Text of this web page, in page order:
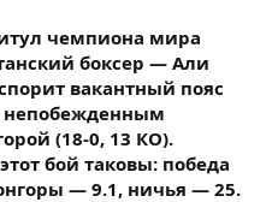
чемпиона мира
боксер — Али
вакантный пояс
непобежденным
(18-0, 13 КО).
бой таковы: победа
— 9.1, ничья — 25.